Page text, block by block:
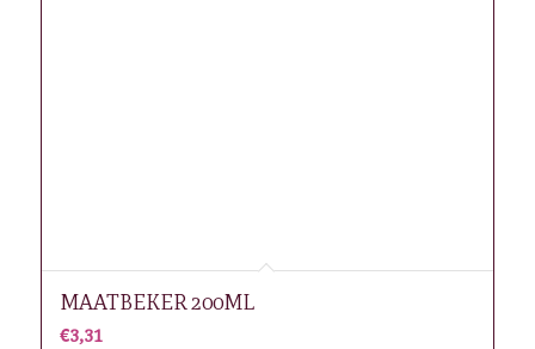
MAATBEKER 200ML
€3,31